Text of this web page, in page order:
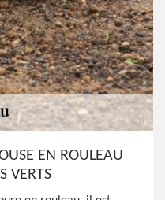
EN ROULEAU
VERTS